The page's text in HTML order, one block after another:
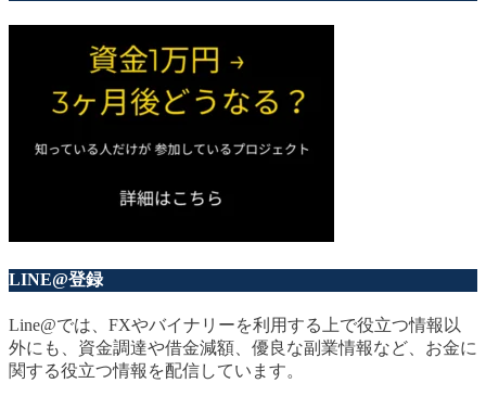
LINE@登録
Line@では、FXやバイナリーを利用する上で役立つ情報以
外にも、資金調達や借金減額、優良な副業情報など、お金に
関する役立つ情報を配信しています。